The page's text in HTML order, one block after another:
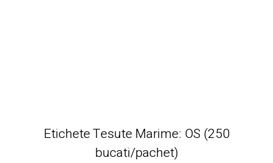
Etichete Tesute Marime: OS (250
bucati/pachet)